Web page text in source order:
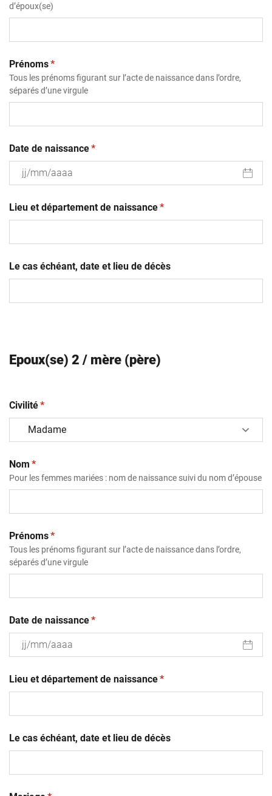
d’époux(se)
Prénoms(obligatoire)
*
Tous les prénoms figurant sur l’acte de naissance dans l’ordre,
séparés d’une virgule
Date de naissance(obligatoire)
*
slash
MM
Lieu et département de naissance(obligatoire)
*
Le cas échéant, date et lieu de décès
Epoux(se) 2 / mère (père)
Civilité(obligatoire)
*
Nom (obligatoire)
*
Pour les femmes mariées : nom de naissance suivi du nom d’épouse
Prénoms(obligatoire)
*
Tous les prénoms figurant sur l’acte de naissance dans l’ordre,
séparés d’une virgule
Date de naissance(obligatoire)
*
slash
MM
Lieu et département de naissance(obligatoire)
*
Le cas échéant, date et lieu de décès